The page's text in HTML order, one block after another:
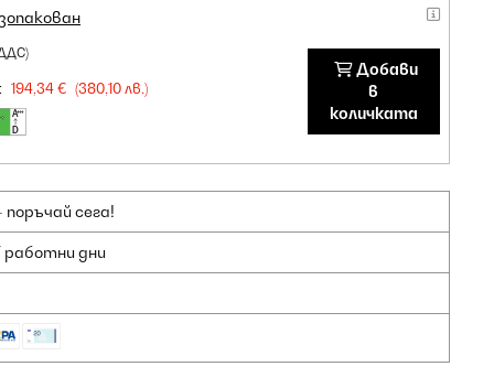
194,34 € (380,10 лв.)
Добави
в
количката
сега!
работни дни